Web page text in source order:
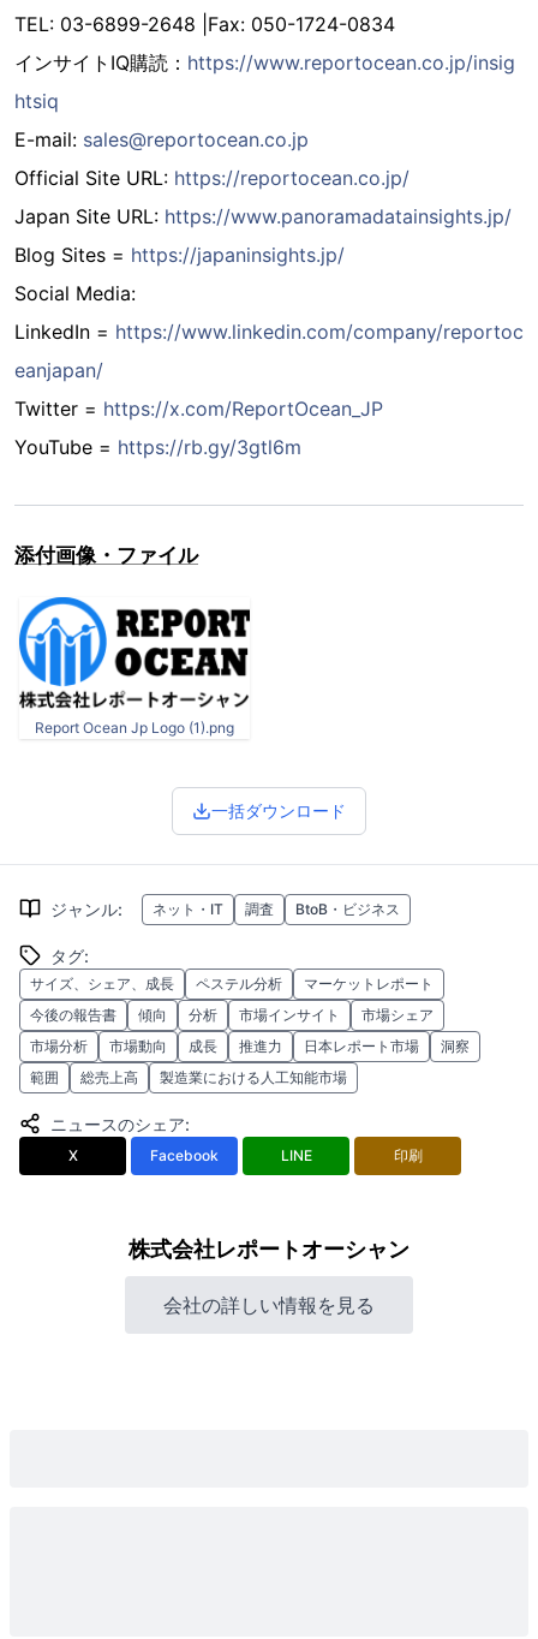
TEL: 03-6899-2648 |Fax: 050-1724-0834
インサイトIQ購読： https://www.reportocean.co.jp/insig
htsiq
E-mail: sales@reportocean.co.jp
Official Site URL: https://reportocean.co.jp/
Japan Site URL: https://www.panoramadatainsights.jp/
Blog Sites = https://japaninsights.jp/
Social Media:
LinkedIn = https://www.linkedin.com/company/reportoc
eanjapan/
Twitter = https://x.com/ReportOcean_JP
YouTube = https://rb.gy/3gtl6m
添付画像・ファイル
Report Ocean Jp Logo (1).png
一括ダウンロード
ジャンル: ネット・IT 調査 BtoB・ビジネス
タグ:
サイズ、シェア、成長 ペステル分析
マーケットレポート
今後の報告書
傾向 分析 市場インサイト
市場シェア
市場分析
市場動向 成長 推進力 日本レポート市場
洞察
範囲
総売上高 製造業における人工知能市場
ニュースのシェア:
X Facebook LINE 印刷
株式会社レポートオーシャン
会社の詳しい情報を見る